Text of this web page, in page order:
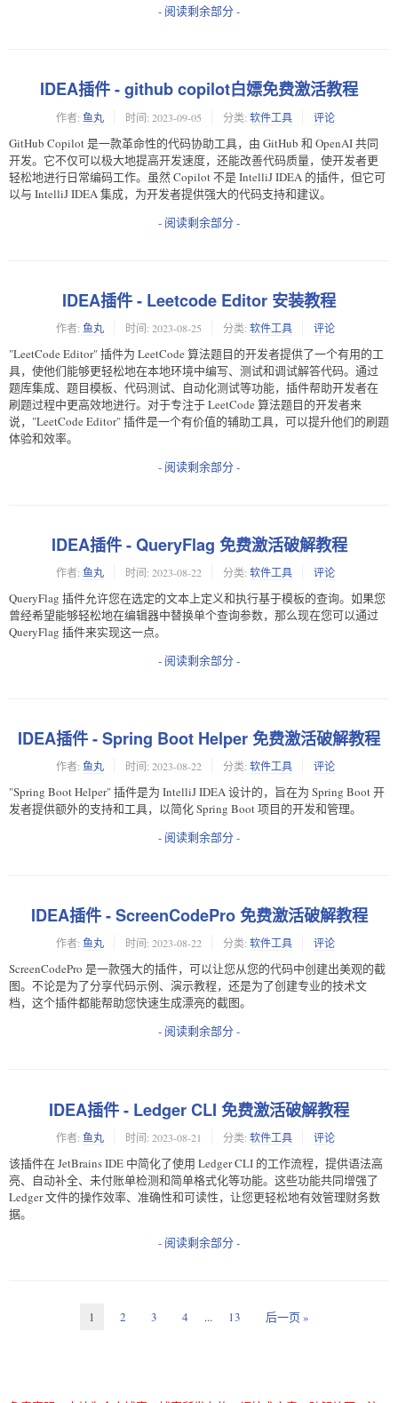
- 阅读剩余部分 -
IDEA插件 - github copilot白嫖免费激活教程
作者: 鱼丸 时间: 2023-09-05 分类: 软件工具 评论
GitHub Copilot 是一款革命性的代码协助工具，由 GitHub 和 OpenAI 共同
开发。它不仅可以极大地提高开发速度，还能改善代码质量，使开发者更
轻松地进行日常编码工作。虽然 Copilot 不是 IntelliJ IDEA 的插件，但它可
以与 IntelliJ IDEA 集成，为开发者提供强大的代码支持和建议。
- 阅读剩余部分 -
IDEA插件 - Leetcode Editor 安装教程
作者: 鱼丸 时间: 2023-08-25 分类: 软件工具 评论
"LeetCode Editor" 插件为 LeetCode 算法题目的开发者提供了一个有用的工
具，使他们能够更轻松地在本地环境中编写、测试和调试解答代码。通过
题库集成、题目模板、代码测试、自动化测试等功能，插件帮助开发者在
刷题过程中更高效地进行。对于专注于 LeetCode 算法题目的开发者来
说，"LeetCode Editor" 插件是一个有价值的辅助工具，可以提升他们的刷题
体验和效率。
- 阅读剩余部分 -
IDEA插件 - QueryFlag 免费激活破解教程
作者: 鱼丸 时间: 2023-08-22 分类: 软件工具 评论
QueryFlag 插件允许您在选定的文本上定义和执行基于模板的查询。如果您
曾经希望能够轻松地在编辑器中替换单个查询参数，那么现在您可以通过
QueryFlag 插件来实现这一点。
- 阅读剩余部分 -
IDEA插件 - Spring Boot Helper 免费激活破解教程
作者: 鱼丸 时间: 2023-08-22 分类: 软件工具 评论
"Spring Boot Helper" 插件是为 IntelliJ IDEA 设计的，旨在为 Spring Boot 开
发者提供额外的支持和工具，以简化 Spring Boot 项目的开发和管理。
- 阅读剩余部分 -
IDEA插件 - ScreenCodePro 免费激活破解教程
作者: 鱼丸 时间: 2023-08-22 分类: 软件工具 评论
ScreenCodePro 是一款强大的插件，可以让您从您的代码中创建出美观的截
图。不论是为了分享代码示例、演示教程，还是为了创建专业的技术文
档，这个插件都能帮助您快速生成漂亮的截图。
- 阅读剩余部分 -
IDEA插件 - Ledger CLI 免费激活破解教程
作者: 鱼丸 时间: 2023-08-21 分类: 软件工具 评论
该插件在 JetBrains IDE 中简化了使用 Ledger CLI 的工作流程，提供语法高
亮、自动补全、未付账单检测和简单格式化等功能。这些功能共同增强了
Ledger 文件的操作效率、准确性和可读性，让您更轻松地有效管理财务数
据。
- 阅读剩余部分 -
1 2 3 4 ... 13 后一页 »